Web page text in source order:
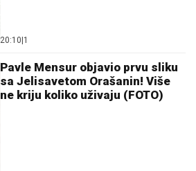
20:10|1
Pavle Mensur objavio prvu sliku
sa Jelisavetom Orašanin! Više
ne kriju koliko uživaju (FOTO)